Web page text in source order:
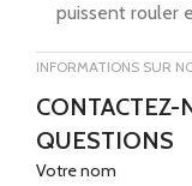
puissent rouler
INFORMATIONS SUR
CONTACTEZ-
QUESTIONS
Votre nom